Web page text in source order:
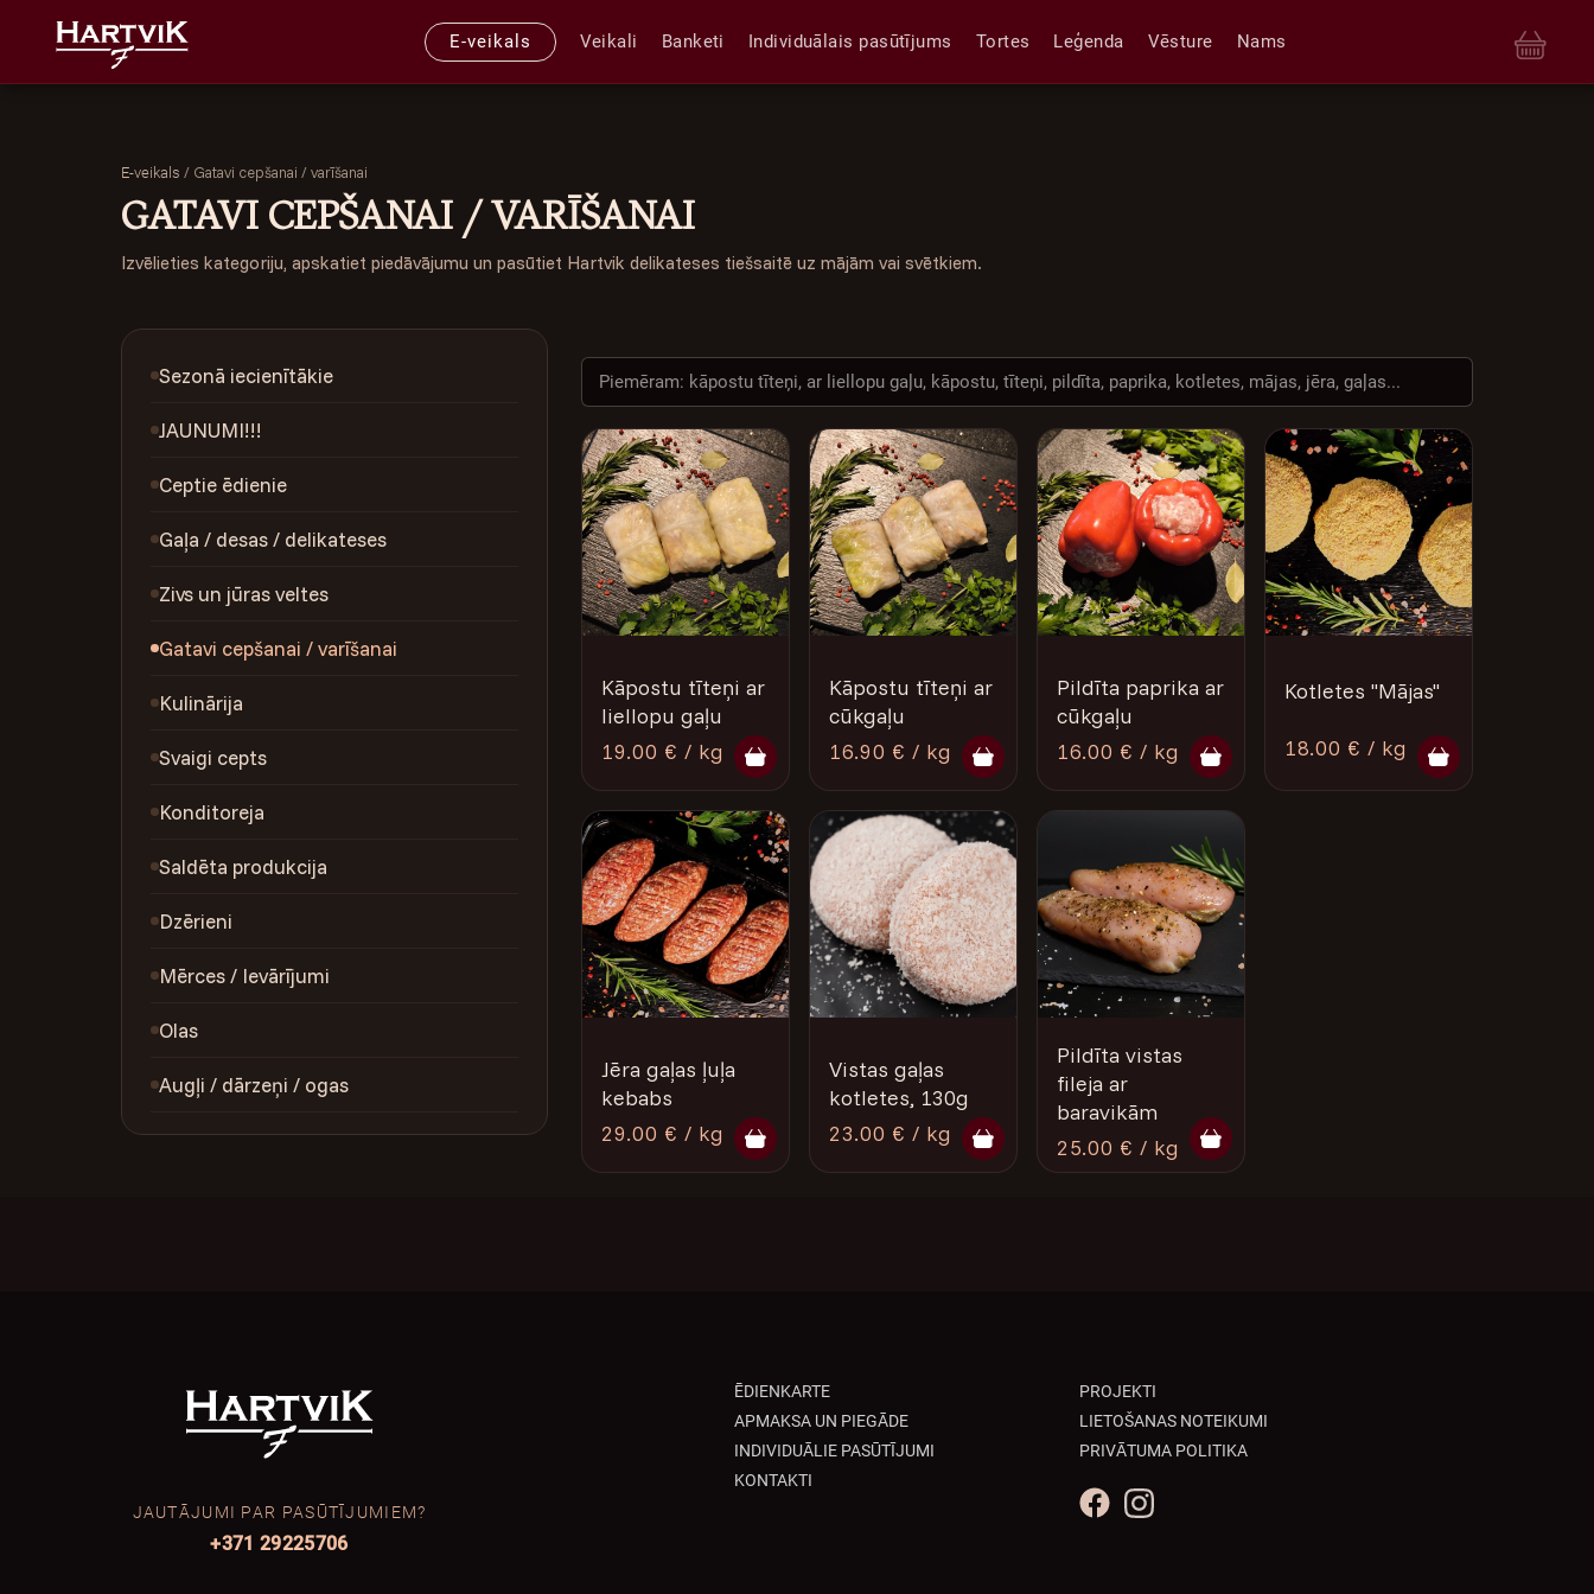
E-veikals Veikali Banketi Individuālais pasūtījums Tortes Leģenda Vēsture Nams
E-veikals / Gatavi cepšanai / varīšanai
GATAVI CEPŠANAI / VARĪŠANAI
Izvēlieties kategoriju, apskatiet piedāvājumu un pasūtiet Hartvik delikateses tiešsaitē uz mājām vai svētkiem.
Sezonā iecienītākie
JAUNUMI!!!
Ceptie ēdienie
Gaļa / desas / delikateses
Zivs un jūras veltes
Gatavi cepšanai / varīšanai
Kulinārija
Svaigi cepts
Konditoreja
Saldēta produkcija
Dzērieni
Mērces / Ievārījumi
Olas
Augļi / dārzeņi / ogas
Kāpostu tīteņi ar
liellopu gaļu
19.00 € / kg
Kāpostu tīteņi ar
cūkgaļu
16.90 € / kg
Pildīta paprika ar
cūkgaļu
16.00 € / kg
Kotletes "Mājas"
18.00 € / kg
Jēra gaļas ļuļa
kebabs
29.00 € / kg
Vistas gaļas
kotletes, 130g
23.00 € / kg
Pildīta vistas
fileja ar
baravikām
25.00 € / kg
JAUTĀJUMI PAR PASŪTĪJUMIEM?
+371 29225706
ĒDIENKARTE
APMAKSA UN PIEGĀDE
INDIVIDUĀLIE PASŪTĪJUMI
KONTAKTI
PROJEKTI
LIETOŠANAS NOTEIKUMI
PRIVĀTUMA POLITIKA